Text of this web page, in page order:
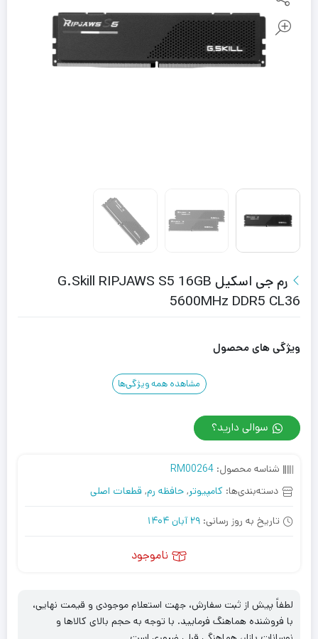
رم جی اسکیل G.Skill RIPJAWS S5 16GB
5600MHz DDR5 CL36
ویژگی های محصول
مشاهده همه ویژگی‌ها
سوالی دارید؟
شناسه محصول: RM00264
دسته‌بندی‌ها: کامپیوتر, حافظه رم, قطعات اصلی
تاریخ به روز رسانی: 29 آبان 1404
ناموجود
لطفاً پیش از ثبت سفارش، جهت استعلام موجودی و قیمت نهایی،
با فروشنده هماهنگ فرمایید. با توجه به حجم بالای کالاها و